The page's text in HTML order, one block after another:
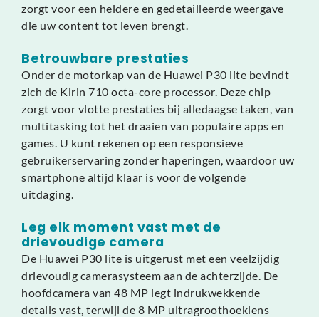
zorgt voor een heldere en gedetailleerde weergave
die uw content tot leven brengt.
Betrouwbare prestaties
Onder de motorkap van de Huawei P30 lite bevindt
zich de Kirin 710 octa-core processor. Deze chip
zorgt voor vlotte prestaties bij alledaagse taken, van
multitasking tot het draaien van populaire apps en
games. U kunt rekenen op een responsieve
gebruikerservaring zonder haperingen, waardoor uw
smartphone altijd klaar is voor de volgende
uitdaging.
Leg elk moment vast met de
drievoudige camera
De Huawei P30 lite is uitgerust met een veelzijdig
drievoudig camerasysteem aan de achterzijde. De
hoofdcamera van 48 MP legt indrukwekkende
details vast, terwijl de 8 MP ultragroothoeklens